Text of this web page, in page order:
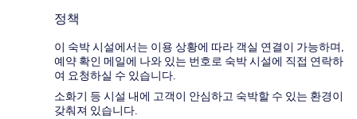
정책
이 숙박 시설에서는 이용 상황에 따라 객실 연결이 가능하며,
예약 확인 메일에 나와 있는 번호로 숙박 시설에 직접 연락하
여 요청하실 수 있습니다.
소화기 등 시설 내에 고객이 안심하고 숙박할 수 있는 환경이
갖춰져 있습니다.